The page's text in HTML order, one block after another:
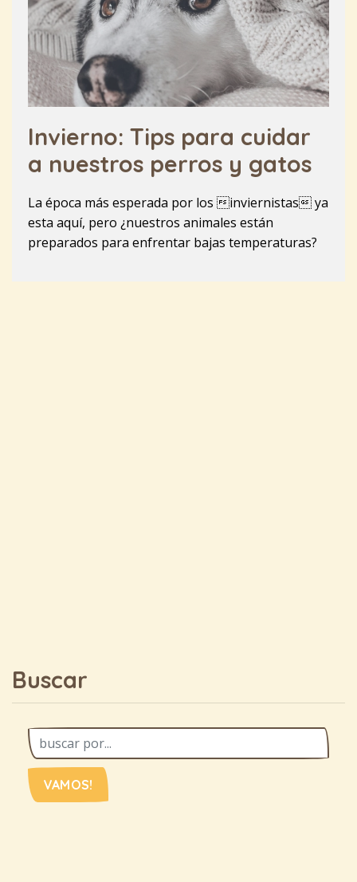
Invierno: Tips para cuidar
a nuestros perros y gatos
La época más esperada por los inviernistas ya
esta aquí, pero ¿nuestros animales están
preparados para enfrentar bajas temperaturas?
Buscar
VAMOS!